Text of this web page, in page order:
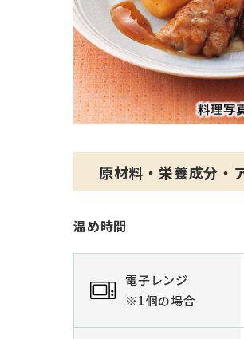
原材料・栄養成分・
温め時間
電子レンジ
※1個の場合